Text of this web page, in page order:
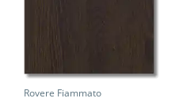
Rovere Fiammato